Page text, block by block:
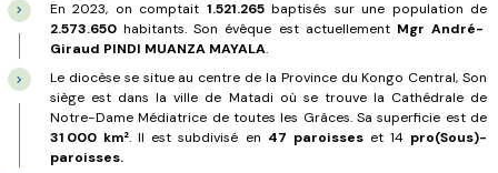
En 2023, on comptait 1.521.265baptisés sur une population de
2.573.650 habitants. Son évêque est actuellementMgr André-
Giraud PINDI MUANZA MAYALA.
Le diocèse se situe au centre de la Province du Kongo Central, Son
siège est dans la ville de Matadi où se trouve la Cathédrale de
Notre-Dame Médiatrice de toutes les Grâces. Sa superficie est de
31 000 km². Il est subdivisé en 47 paroisseset 14 pro(Sous)-
paroisses.